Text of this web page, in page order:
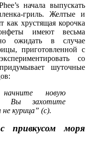
начала выпускать
гриль. Желтые и
как хрустящая корочка
имеют весьма
ожидать в случае
приготовленной с
со
шуточные
новую
Вы захотите
курица” (с).
привкусом моря